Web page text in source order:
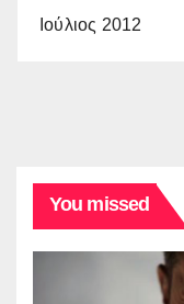
Ιούλιος 2012
You missed